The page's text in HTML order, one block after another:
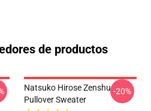
de productos
Natsuko Hirose Zenshu
Pullover Sweater
-20%